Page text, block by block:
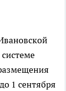
1 сентября